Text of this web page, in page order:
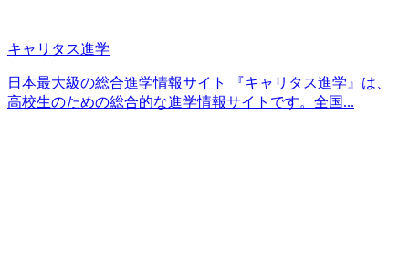
キャリタス進学
日本最大級の総合進学情報サイト 『キャリタス進学』は、
高校生のための総合的な進学情報サイトです。全国...